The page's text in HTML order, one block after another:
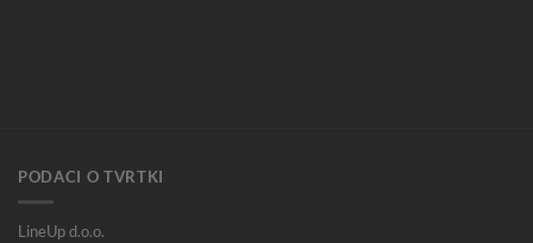
PODACI O TVRTKI
LineUp d.o.o.